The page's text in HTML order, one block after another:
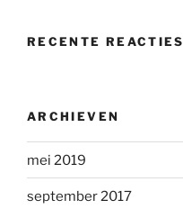
RECENTE REACTIES
ARCHIEVEN
mei 2019
september 2017